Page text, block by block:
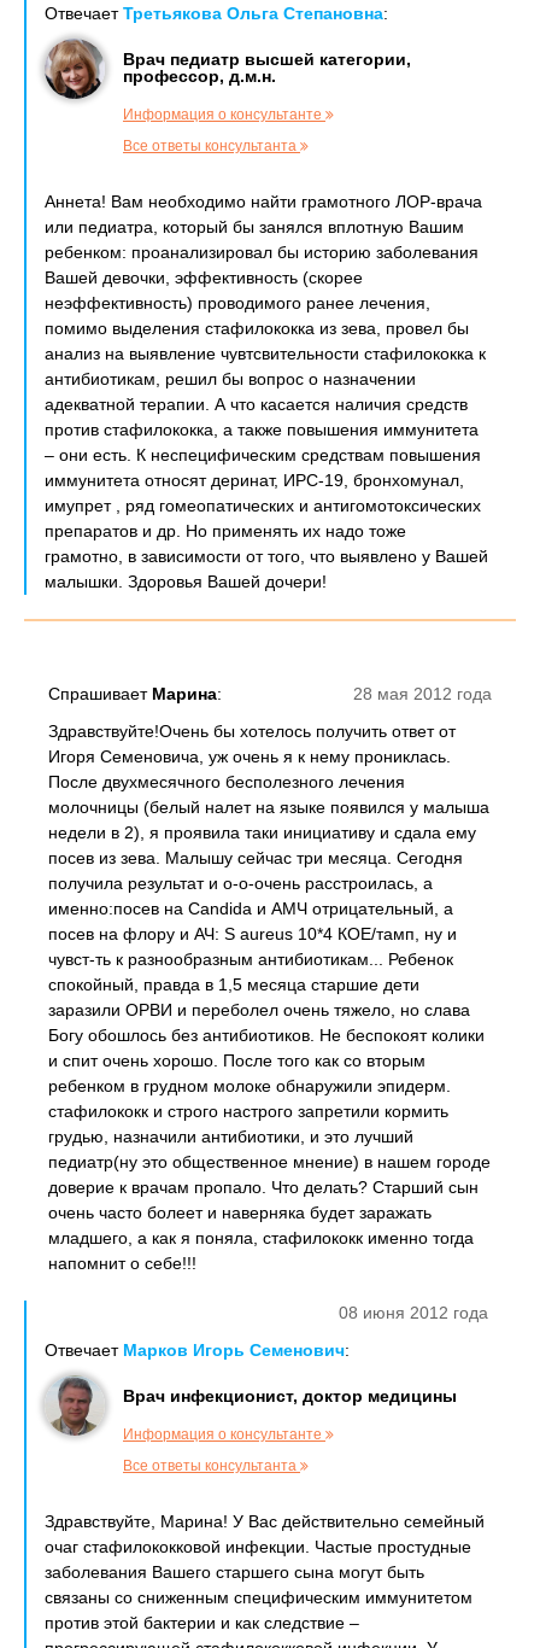
ОтвечаетТретьякова Ольга Степановна:
Врач педиатр высшей категории,
профессор, д.м.н.
Информация о консультанте
Все ответы консультанта
Аннета! Вам необходимо найти грамотного ЛОР-врача
или педиатра, который бы занялся вплотную Вашим
ребенком: проанализировал бы историю заболевания
Вашей девочки, эффективность (скорее
неэффективность) проводимого ранее лечения,
помимо выделения стафилококка из зева, провел бы
анализ на выявление чувтсвительности стафилококка к
антибиотикам, решил бы вопрос о назначении
адекватной терапии. А что касается наличия средств
против стафилококка, а также повышения иммунитета
– они есть. К неспецифическим средствам повышения
иммунитета относят деринат, ИРС-19, бронхомунал,
имупрет , ряд гомеопатических и антигомотоксических
препаратов и др. Но применять их надо тоже
грамотно, в зависимости от того, что выявлено у Вашей
малышки. Здоровья Вашей дочери!
28 мая 2012 года
Спрашивает Марина:
Здравствуйте!Очень бы хотелось получить ответ от
Игоря Семеновича, уж очень я к нему прониклась.
После двухмесячного бесполезного лечения
молочницы (белый налет на языке появился у малыша
недели в 2), я проявила таки инициативу и сдала ему
посев из зева. Малышу сейчас три месяца. Сегодня
получила результат и о-о-очень расстроилась, а
именно:посев на Candida и АМЧ отрицательный, а
посев на флору и АЧ: S aureus 10*4 КОЕ/тамп, ну и
чувст-ть к разнообразным антибиотикам... Ребенок
спокойный, правда в 1,5 месяца старшие дети
заразили ОРВИ и переболел очень тяжело, но слава
Богу обошлось без антибиотиков. Не беспокоят колики
и спит очень хорошо. После того как со вторым
ребенком в грудном молоке обнаружили эпидерм.
стафилококк и строго настрого запретили кормить
грудью, назначили антибиотики, и это лучший
педиатр(ну это общественное мнение) в нашем городе
доверие к врачам пропало. Что делать? Старший сын
очень часто болеет и наверняка будет заражать
младшего, а как я поняла, стафилококк именно тогда
напомнит о себе!!!
08 июня 2012 года
Отвечает Марков Игорь Семенович:
Врач инфекционист, доктор медицины
Информация о консультанте
Все ответы консультанта
Здравствуйте, Марина! У Вас действительно семейный
очаг стафилококковой инфекции. Частые простудные
заболевания Вашего старшего сына могут быть
связаны со сниженным специфическим иммунитетом
против этой бактерии и как следствие –